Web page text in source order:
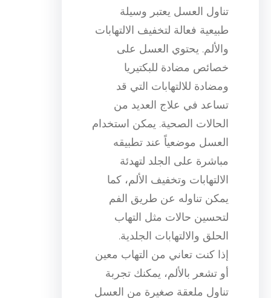
تناول العسل يعتبر وسيلة
طبيعية فعالة لتخفيف الالتهابات
والألم. يحتوي العسل على
خصائص مضادة للبكتيريا
ومضادة للالتهابات التي قد
تساعد في علاج العديد من
الحالات الصحية. يمكن استخدام
العسل موضعياً عند تطبيقه
مباشرة على الجلد لتهدئة
الالتهابات وتخفيف الألم، كما
يمكن تناوله عن طريق الفم
لتحسين حالات مثل التهاب
الحلق والالتهابات الجلدية.
إذا كنت تعاني من التهاب معين
أو تشعر بالألم، يمكنك تجربة
تناول ملعقة صغيرة من العسل